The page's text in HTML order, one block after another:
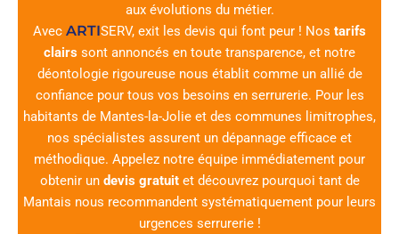
aux évolutions du métier.
Avec ARTISERV, exit les devis qui font peur ! Nos tarifs
clairs sont annoncés en toute transparence, et notre
déontologie rigoureuse nous établit comme un allié de
confiance pour tous vos besoins en serrurerie. Pour les
habitants de Mantes-la-Jolie et des communes limitrophes,
nos spécialistes assurent un dépannage efficace et
méthodique. Appelez notre équipe immédiatement pour
obtenir un devis gratuitet découvrez pourquoi tant de
Mantais nous recommandent systématiquement pour leurs
urgences serrurerie !